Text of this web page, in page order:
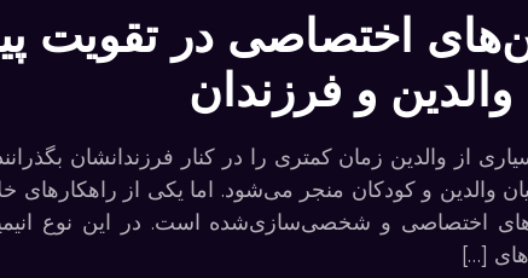
اختصاصی در تقویت
و فرزندان
از والدین زمان کمتری را در کنار فرزندانشان
والدین و کودکان منجر می‌شود. اما یکی از راهکارهای
اختصاصی و شخصی‌سازی‌شده است. در این نوع
[…]